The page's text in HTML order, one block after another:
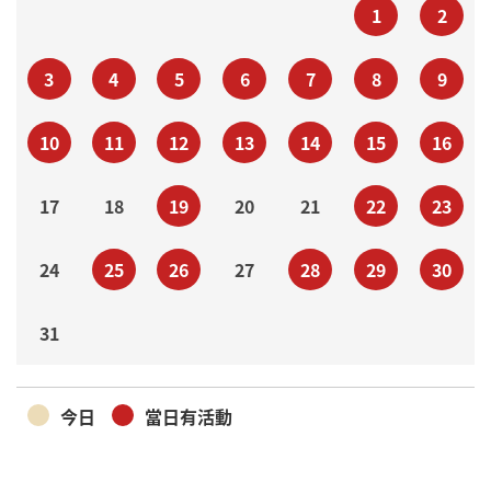
1 2
3 4 5 6 7 8 9
10 11 12 13 14 15 16
17 18 19 20 21 22 23
24 25 26 27 28 29 30
31
今日 當日有活動